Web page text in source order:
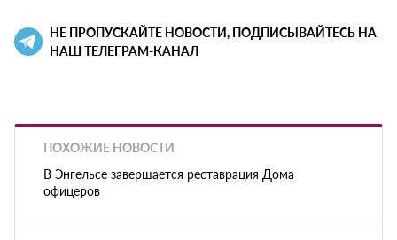
НЕ ПРОПУСКАЙТЕ НОВОСТИ, ПОДПИСЫВАЙТЕСЬ НА
НАШ ТЕЛЕГРАМ-КАНАЛ
ПОХОЖИЕ НОВОСТИ
В Энгельсе завершается реставрация Дома
офицеров